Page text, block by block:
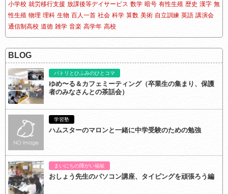
小学校 就労移行支援 放課後等デイサービス 数学 暗号 有性生殖 歴史 漢字 無
性生殖 物理 理科 生物 百人一首 社会 科学 算数 美術 自立訓練 英語 講演会
通信制高校 道徳 雑学 音楽 高学年 高校
BLOG
パトリとひふみのひとコマ
ゆめ〜る＆カフェミーティング（卒業生の集まり、保護
者のみなさんとの茶話会）
学習塾
ハムスターのマロンと一緒に中学受験のための勉強
まいにちの障がい福祉
おしょう先生のパソコン講座、タイピングを頑張ろう編